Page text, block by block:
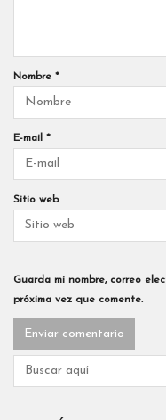
Nombre *
E-mail *
Sitio web
Guarda mi nombre, correo
próxima vez que comente.